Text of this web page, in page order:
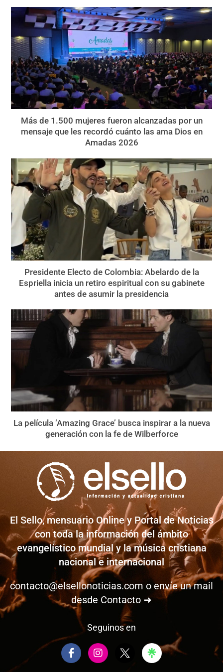
Más de 1.500 mujeres fueron alcanzadas por un
mensaje que les recordó cuánto las ama Dios en
Amadas 2026
Presidente Electo de Colombia: Abelardo de la
Espriella inicia un retiro espiritual con su gabinete
antes de asumir la presidencia
La película ‘Amazing Grace’ busca inspirar a la nueva
generación con la fe de Wilberforce
El Sello, mensuario Online y Portal de Noticias
con toda la información del ámbito
evangelístico mundial y la música cristiana
nacional e internacional
contacto@elsellonoticias.com o envíe un mail
desde Contacto ➜
Seguinos en
F
a
I
n